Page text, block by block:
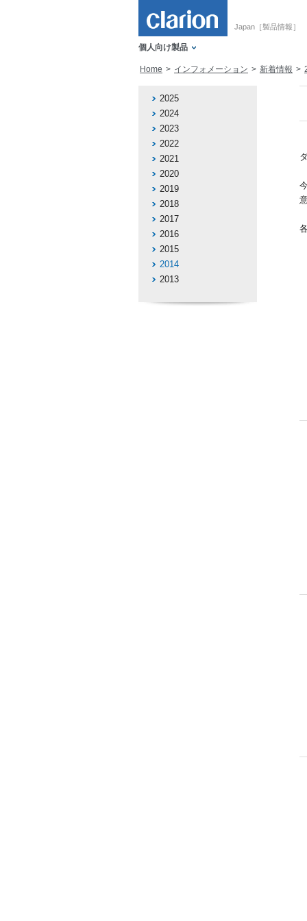
Japan［製品情報］
個人向け製品
Home インフォメーション 新着情報
2025
2024
2023
2022
2021
2020
2019
2018
2017
2016
2015
2014
2013